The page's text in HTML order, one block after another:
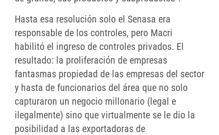
Hasta esa resolución solo el Senasa era
responsable de los controles, pero Macri
habilitó el ingreso de controles privados. El
resultado: la proliferación de empresas
fantasmas propiedad de las empresas del sector
y hasta de funcionarios del área que no solo
capturaron un negocio millonario (legal e
ilegalmente) sino que virtualmente se le dio la
posibilidad a las exportadoras de